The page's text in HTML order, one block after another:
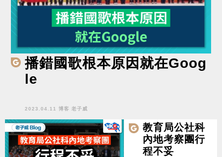
播錯國歌根本原因就在Goog
le
2023.04.11 博客 老子威
教育局公社科
內地考察團行
程不妥